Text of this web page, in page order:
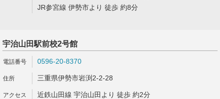
JR参宮線 伊勢市より 徒歩 約8分
宇治山田駅前校2号館
0596-20-8370
三重県伊勢市岩渕2-2-28
近鉄山田線 宇治山田より 徒歩 約2分